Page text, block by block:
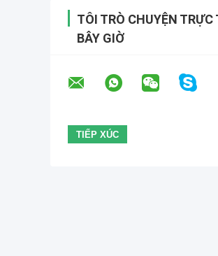
TÔI TRÒ CHUYỆN TRỰC
BÂY GIỜ